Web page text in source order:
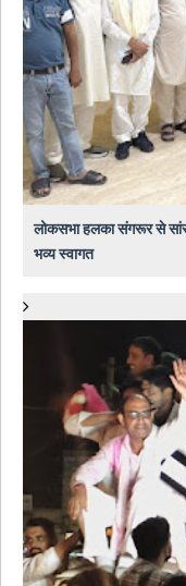
लोकसभा हलका संगरूर से
भव्य स्वागत